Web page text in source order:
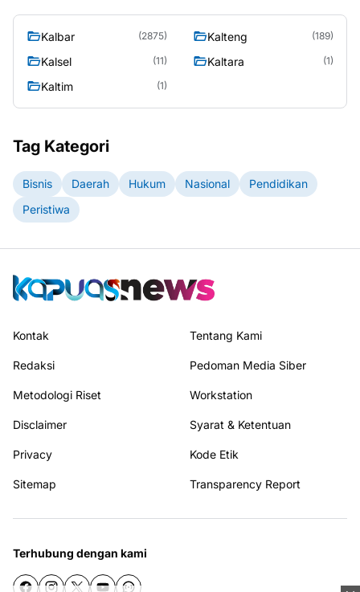
Kalbar (2875) Kalteng (189)
Kalsel (11) Kaltara (1)
Kaltim (1)
Tag Kategori
Bisnis Daerah Hukum Nasional
Pendidikan
Peristiwa
Kontak Tentang Kami
Redaksi Pedoman Media Siber
Metodologi Riset Workstation
Disclaimer Syarat & Ketentuan
Privacy Kode Etik
Sitemap Transparency Report
Terhubung dengan kami